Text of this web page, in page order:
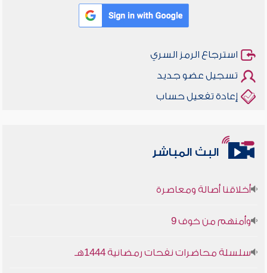
استرجاع الرمز السري
تسجيل عضو جديد
إعادة تفعيل حساب
البث المباشر